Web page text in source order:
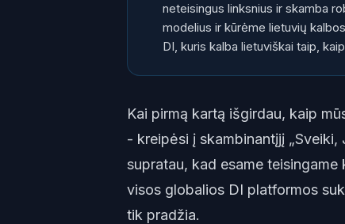
neteisingus linksnius ir skamba
modelius ir kūrėme lietuvių
DI, kuris kalba lietuviškai taip,
Kai pirmą kartą išgirdau, kaip
- kreipėsi į skambinantįjį
supratau, kad esame
visos globalios DI platformos
tik pradžia.